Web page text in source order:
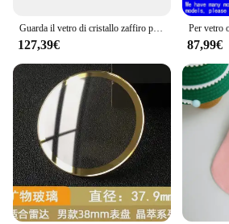
Guarda il vetro di cristallo zaffiro per Rado Integral 580.0692.3/538.0591.3 36mm
127,39€ 87,99€